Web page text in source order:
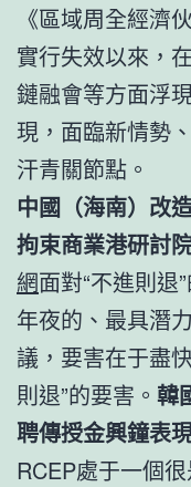
《區域周全經濟
實行失效以來，
鏈融會等方面浮
現，面臨新情勢
汗青關節點。
中國（海南）改
拘束商業港研討
網面對“不進則退
年夜的、最具潛
議，要害在于盡
則退”的要害。 韓
聘傳授金興鐘表
RCEP處于一個